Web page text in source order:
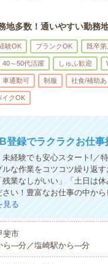
多数！通いやすい勤務地
験OK ブランクOK 既卒
40～50代活躍 しゅふ歓迎
車通勤可 制服 社食/補助あ
イクOK
登録でラクラクお仕事
経験でも安心スタート!／
ルな作業をコツコツ繰り返
業なしがいい」「土日は
い！豊富なお仕事の中か
見る
斐市
ら---分／塩崎駅から---分